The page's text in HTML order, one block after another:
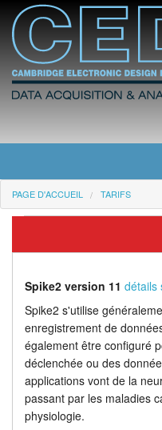
Page d'accueil
Tarifs
Téléchargements
Tutoriels
Assistance
PAGE D'ACCUEIL TARIFS
Spike2 version 11 détails
Spike2 s'utilise
enregistrement de
également être configuré
déclenchée ou des
applications vont de la
passant par les maladies
physiologie.